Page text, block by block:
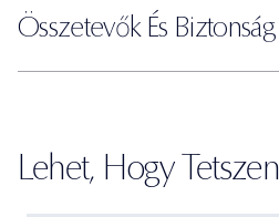
Összetevők És Biztonság
Lehet, Hogy